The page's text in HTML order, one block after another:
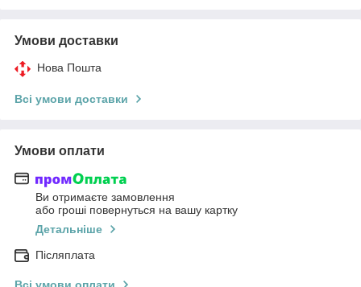
Умови доставки
Нова Пошта
Всі умови доставки
Умови оплати
Ви отримаєте замовлення
або гроші повернуться на вашу картку
Детальніше
Післяплата